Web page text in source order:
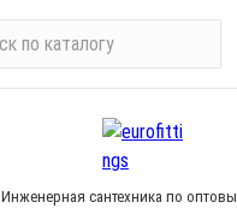
Инженерная сантехника по